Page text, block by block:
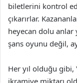
biletlerini kontrol
çıkarırlar.
heyecan dolu anlar
şans oyunu değil,
Her yıl olduğu gibi,
ikramiye miktarı